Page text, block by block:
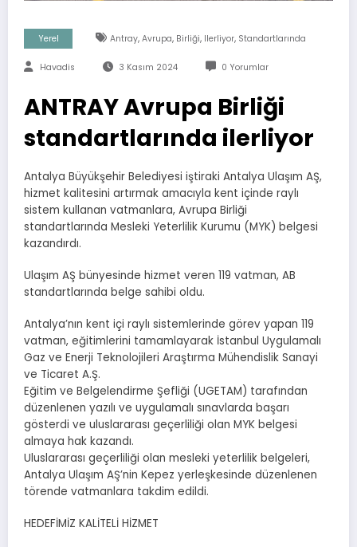
Yerel Antray, Avrupa, Birliği, Ilerliyor, Standartlarında
Havadis 3 Kasım 2024 0 Yorumlar
ANTRAY Avrupa Birliği
standartlarında ilerliyor
Antalya Büyükşehir Belediyesi iştiraki Antalya Ulaşım AŞ,
hizmet kalitesini artırmak amacıyla kent içinde raylı
sistem kullanan vatmanlara, Avrupa Birliği
standartlarında Mesleki Yeterlilik Kurumu (MYK) belgesi
kazandırdı.
Ulaşım AŞ bünyesinde hizmet veren 119 vatman, AB
standartlarında belge sahibi oldu.
Antalya’nın kent içi raylı sistemlerinde görev yapan 119
vatman, eğitimlerini tamamlayarak İstanbul Uygulamalı
Gaz ve Enerji Teknolojileri Araştırma Mühendislik Sanayi
ve Ticaret A.Ş.
Eğitim ve Belgelendirme Şefliği (UGETAM) tarafından
düzenlenen yazılı ve uygulamalı sınavlarda başarı
gösterdi ve uluslararası geçerliliği olan MYK belgesi
almaya hak kazandı.
Uluslararası geçerliliği olan mesleki yeterlilik belgeleri,
Antalya Ulaşım AŞ’nin Kepez yerleşkesinde düzenlenen
törende vatmanlara takdim edildi.
HEDEFİMİZ KALİTELİ HİZMET